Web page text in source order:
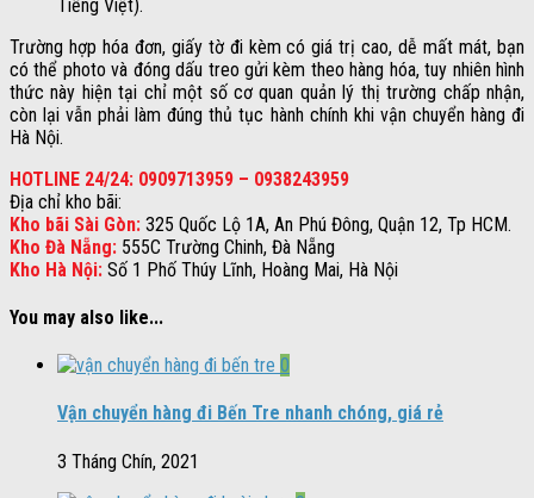
Tiếng Việt).
Trường hợp hóa đơn, giấy tờ đi kèm có giá trị cao, dễ mất mát, bạn
có thể photo và đóng dấu treo gửi kèm theo hàng hóa, tuy nhiên hình
thức này hiện tại chỉ một số cơ quan quản lý thị trường chấp nhận,
còn lại vẫn phải làm đúng thủ tục hành chính khi vận chuyển hàng đi
Hà Nội.
HOTLINE 24/24: 0909713959 – 0938243959
Địa chỉ kho bãi:
Kho bãi Sài Gòn: 325 Quốc Lộ 1A, An Phú Đông, Quận 12, Tp HCM.
Kho Đà Nẵng: 555C Trường Chinh, Đà Nẵng
Kho Hà Nội: Số 1 Phố Thúy Lĩnh, Hoàng Mai, Hà Nội
You may also like...
0
Vận chuyển hàng đi Bến Tre nhanh chóng, giá rẻ
3 Tháng Chín, 2021